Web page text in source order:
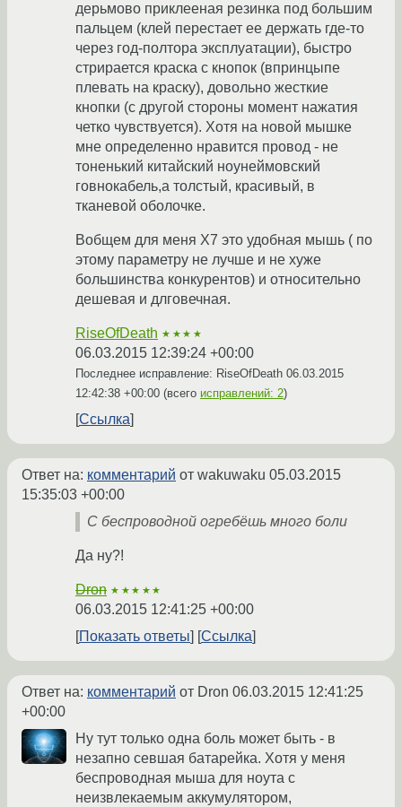
дерьмово приклееная резинка под большим
пальцем (клей перестает ее держать где-то
через год-полтора эксплуатации), быстро
стрирается краска с кнопок (впринцыпе
плевать на краску), довольно жесткие
кнопки (с другой стороны момент нажатия
четко чувствуется). Хотя на новой мышке
мне определенно нравится провод - не
тоненький китайский ноунеймовский
говнокабель,а толстый, красивый, в
тканевой оболочке.
Вобщем для меня X7 это удобная мышь ( по
этому параметру не лучше и не хуже
большинства конкурентов) и относительно
дешевая и длговечная.
RiseOfDeath ★★★★
06.03.2015 12:39:24 +00:00
Последнее исправление: RiseOfDeath 06.03.2015
12:42:38 +00:00 (всего исправлений: 2)
Ссылка
Ответ на: комментарий от wakuwaku 05.03.2015
15:35:03 +00:00
С беспроводной огребёшь много боли
Да ну?!
Dron ★★★★★
06.03.2015 12:41:25 +00:00
Показать ответы
Ссылка
Ответ на: комментарий от Dron 06.03.2015 12:41:25
+00:00
Ну тут только одна боль может быть - в
незапно севшая батарейка. Хотя у меня
беспроводная мыша для ноута с
неизвлекаемым аккумулятором,